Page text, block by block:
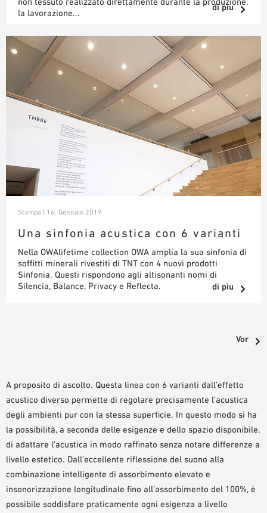
la lavorazione...
di pìu
Stampa | 16. Gennaio 2019
Una sinfonia acustica con 6 varianti
Nella OWAlifetime collection OWA amplia la sua sinfonia di
soffitti minerali rivestiti di TNT con 4 nuovi prodotti
Sinfonia. Questi rispondono agli altisonanti nomi di
Silencia, Balance, Privacy e Reflecta.
di pìu
Vor
A proposito di ascolto. Questa linea con 6 varianti dall’effetto
acustico diverso permette di regolare precisamente l’acustica
degli ambienti pur con la stessa superficie. In questo modo si ha
la possibilità, a seconda delle esigenze e dello spazio disponibile,
di adattare l’acustica in modo raffinato senza notare differenze a
livello estetico. Dall’eccellente riflessione del suono alla
combinazione intelligente di assorbimento elevato e
insonorizzazione longitudinale fino all’assorbimento del 100%, è
possibile soddisfare praticamente ogni esigenza a livello